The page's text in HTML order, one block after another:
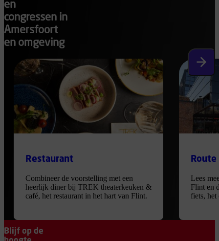
en
congressen in
Amersfoort
en omgeving
Restaurant
Combineer de voorstelling met een
heerlijk diner bij TREK theaterkeuken &
café, het restaurant in het hart van Flint.
Lees
Flint en
fiets, het
Blijf op de